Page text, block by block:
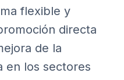
flexible y
directa
de la
en los sectores